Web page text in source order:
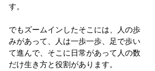
す。
でもズームインしたそこには、人の歩
みがあって、人は一歩一歩、足で歩い
て進んで、そこに日常があって人の数
だけ生き方と役割があります。